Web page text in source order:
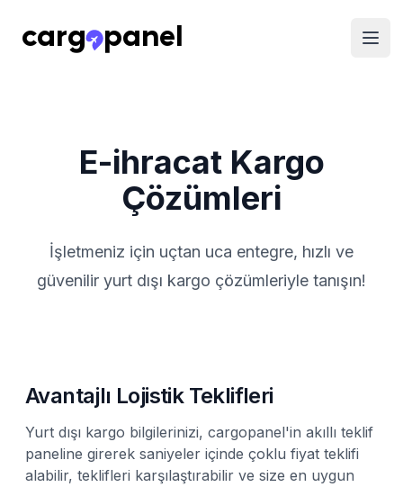
E-ihracat Kargo
Çözümleri
İşletmeniz için uçtan uca entegre, hızlı ve
güvenilir yurt dışı kargo çözümleriyle tanışın!
Avantajlı Lojistik Teklifleri
Yurt dışı kargo bilgilerinizi, cargopanel'in akıllı teklif
paneline girerek saniyeler içinde çoklu fiyat teklifi
alabilir, teklifleri karşılaştırabilir ve size en uygun